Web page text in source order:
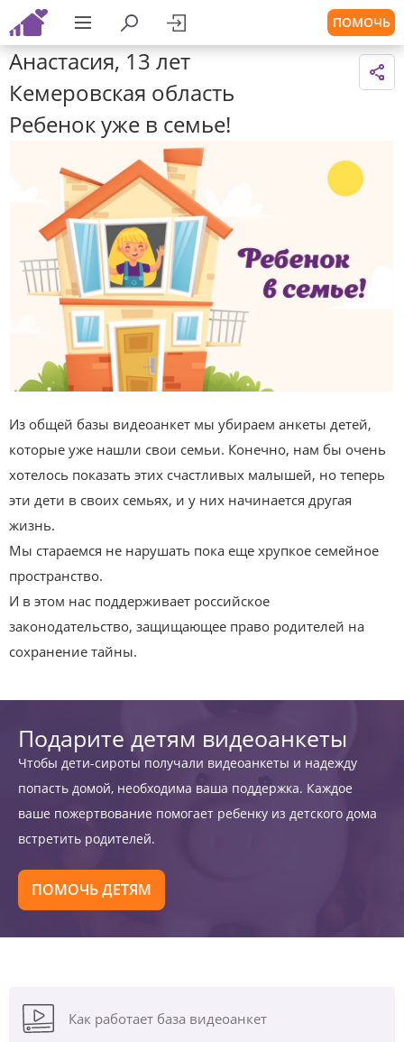
ПОМОЧЬ
Анастасия, 13 лет
Кемеровская область
Ребенок уже в семье!
Из общей базы видеоанкет мы убираем анкеты детей,
которые уже нашли свои семьи. Конечно, нам бы очень
хотелось показать этих счастливых малышей, но теперь
эти дети в своих семьях, и у них начинается другая
жизнь.
Мы стараемся не нарушать пока еще хрупкое семейное
пространство.
И в этом нас поддерживает российское
законодательство, защищающее право родителей на
сохранение тайны.
Подарите детям видеоанкеты
Чтобы дети-сироты получали видеоанкеты и надежду
попасть домой, необходима ваша поддержка. Каждое
ваше пожертвование помогает ребенку из детского дома
встретить родителей.
ПОМОЧЬ ДЕТЯМ
Как работает база видеоанкет